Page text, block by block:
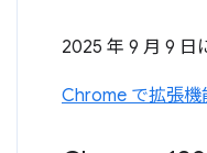
2025 年 9 月 9 日
Chrome で拡張機